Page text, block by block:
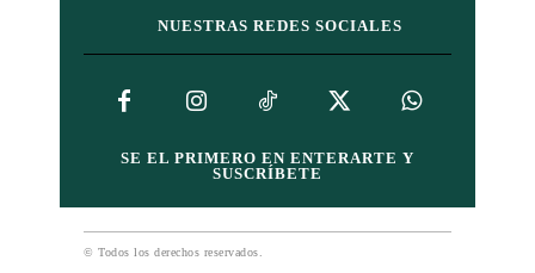
NUESTRAS REDES SOCIALES
SE EL PRIMERO EN ENTERARTE Y
SUSCRÍBETE
© Todos los derechos reservados.